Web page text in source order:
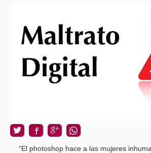
“El photoshop hace a las mujeres